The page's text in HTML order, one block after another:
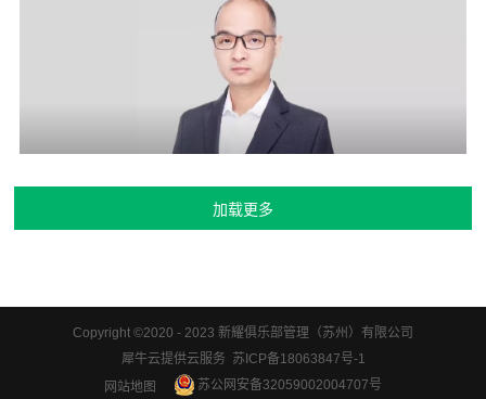
Copyright ©2020 - 2023 新耀俱乐部管理（苏州）有限公司
犀牛云提供云服务 苏ICP备18063847号-1
网站地图
苏公网安备32059002004707号